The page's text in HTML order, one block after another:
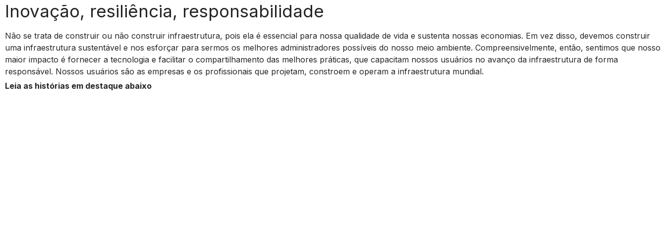
Inovação, resiliência, responsabilidade
Não se trata de construir ou não construir infraestrutura, pois ela é essencial para nossa qualidade de vida e sustenta nossas economias. Em vez disso, devemos construir
uma infraestrutura sustentável e nos esforçar para sermos os melhores administradores possíveis do nosso meio ambiente. Compreensivelmente, então, sentimos que nosso
maior impacto é fornecer a tecnologia e facilitar o compartilhamento das melhores práticas, que capacitam nossos usuários no avanço da infraestrutura de forma
responsável. Nossos usuários são as empresas e os profissionais que projetam, constroem e operam a infraestrutura mundial.
Leia as histórias em destaque abaixo